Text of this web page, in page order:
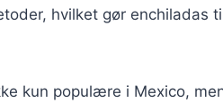
hvilket gør enchiladas
kun populære i Mexico,